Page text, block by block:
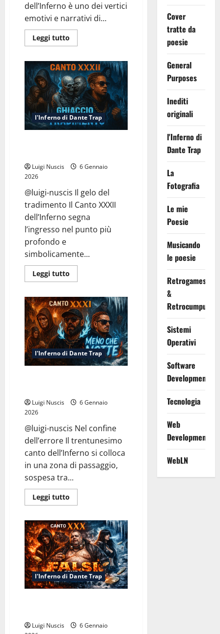
dell’Inferno è uno dei vertici
emotivi e narrativi di...
Leggi tutto
di
Inferno
Canto
XXXIII:
Torre
di
Ghiaccio
l'Inferno di Dante Trap
Luigi Nuscis
6 Gennaio
2026
@luigi-nuscis Il gelo del
tradimento Il Canto XXXII
dell’Inferno segna
l’ingresso nel punto più
profondo e
simbolicamente...
Leggi tutto
di
Inferno
Canto
XXXII:
Ghiaccio
e
Tradimento
l'Inferno di Dante Trap
Luigi Nuscis
6 Gennaio
2026
@luigi-nuscis Nel confine
dell’errore Il trentunesimo
canto dell’Inferno si colloca
in una zona di passaggio,
sospesa tra...
Leggi tutto
di
Inferno
Canto
XXXI:
Meno
che
Notte
l'Inferno di Dante Trap
Luigi Nuscis
6 Gennaio
Cover
tratte da
poesie
General
Purposes
Inediti
originali
l'Inferno di
Dante Trap
La
Fotografia
Le mie
Poesie
Musicando
le poesie
Retrogames
&
Retrocumputing
Sistemi
Operativi
Software
Development
Tecnologia
Web
Development
WebLN